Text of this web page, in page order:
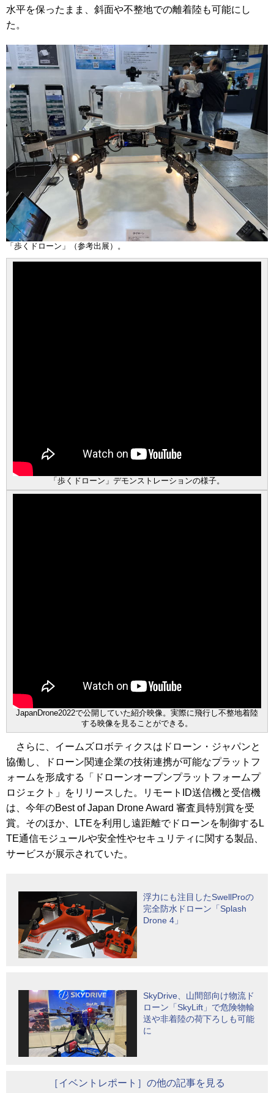
水平を保ったまま、斜面や不整地での離着陸も可能にし
た。
「歩くドローン」（参考出展）。
「歩くドローン」デモンストレーションの様子。
JapanDrone2022で公開していた紹介映像。実際に飛行し不整地着陸
する映像を見ることができる。
さらに、イームズロボティクスはドローン・ジャパンと
協働し、ドローン関連企業の技術連携が可能なプラットフ
ォームを形成する「ドローンオープンプラットフォームプ
ロジェクト」をリリースした。リモートID送信機と受信機
は、今年のBest of Japan Drone Award 審査員特別賞を受
賞。そのほか、LTEを利用し遠距離でドローンを制御するL
TE通信モジュールや安全性やセキュリティに関する製品、
サービスが展示されていた。
浮力にも注目したSwellProの
完全防水ドローン「Splash
Drone 4」
SkyDrive、山間部向け物流ド
ローン「SkyLift」で危険物輸
送や非着陸の荷下ろしも可能
に
［イベントレポート］の他の記事を見る